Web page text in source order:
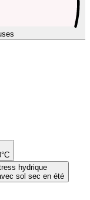
hydrique
sol sec en été